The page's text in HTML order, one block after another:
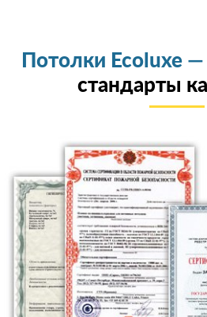
Потолки Ecoluxe —
стандарты